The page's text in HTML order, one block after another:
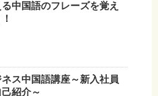
中国語のフレーズを覚え
ネス中国語講座～新入社員
紹介～